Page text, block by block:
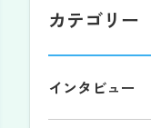
カテゴリー
インタビュー